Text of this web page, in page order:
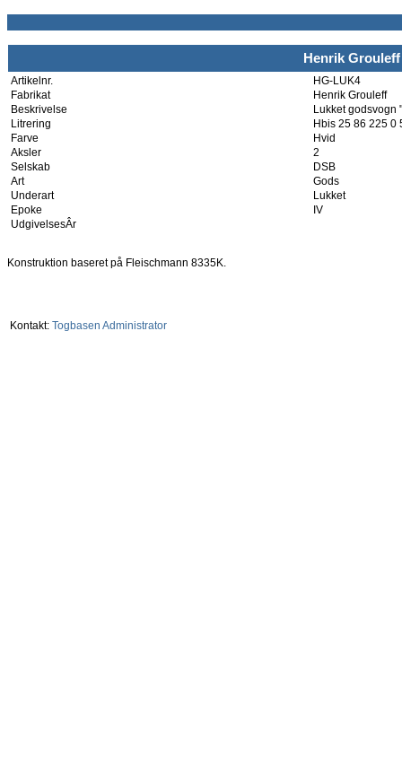
Henrik
Artikelnr.
HG-LUK4
Fabrikat
Henrik Grouleff
Beskrivelse
Lukket godsvogn
Litrering
Hbis 25 86 225 0
Farve
Hvid
Aksler
2
Selskab
DSB
Art
Gods
Underart
Lukket
Epoke
IV
UdgivelsesÂr
Konstruktion baseret på Fleischmann 8335K.
Kontakt: Togbasen Administrator